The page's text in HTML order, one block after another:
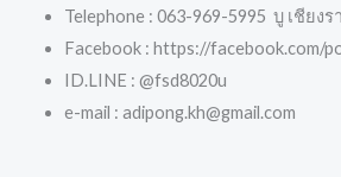
Telephone : 063-969-5995 บู เชียงร
Facebook : https://facebook.com/
ID.LINE : @fsd8020u
e-mail : adipong.kh@gmail.com